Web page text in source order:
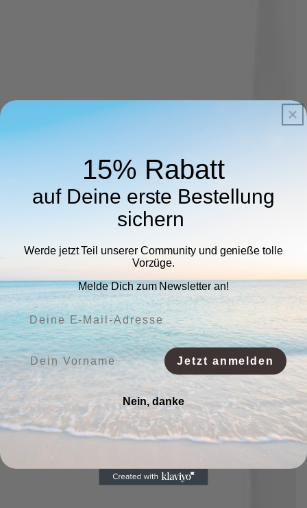
15% Rabatt
auf Deine erste Bestellung
sichern
Werde jetzt Teil unserer Community und genieße tolle
Vorzüge.
Melde Dich zum Newsletter an!
Deine E-Mail-Adresse:
Vorname:
Jetzt anmelden
Nein, danke